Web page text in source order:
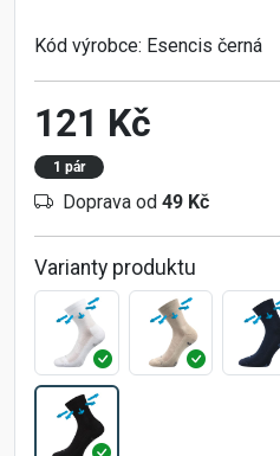
Kód výrobce: Esencis černá
121 Kč
1 pár
Doprava od 49 Kč
Varianty produktu